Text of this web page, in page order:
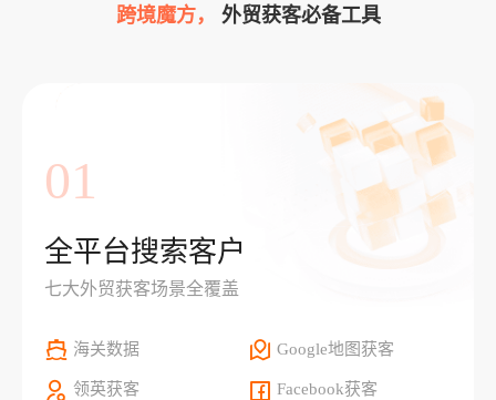
跨境魔方， 外贸获客必备工具
01
全平台搜索客户
七大外贸获客场景全覆盖
海关数据 Google地图获客
领英获客 Facebook获客